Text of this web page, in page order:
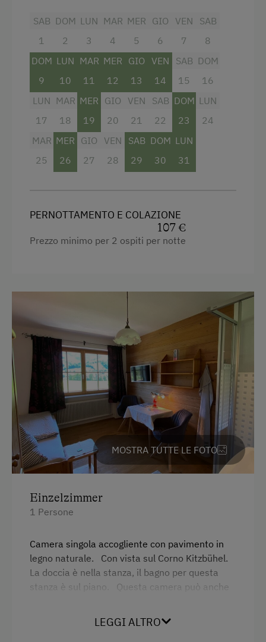
Percorsi per carrozze
Equitazione
Equitazione al coperto
Campo da tennis coperto
Tennis da tavolo
SAB
1
DOM
2
LUN
3
MAR
4
MER
5
GIO
6
VEN
7
SAB
8
DOM
9
LUN
10
MAR
11
MER
12
GIO
13
VEN
14
SAB
15
DOM
16
LUN
17
MAR
18
MER
19
GIO
20
VEN
21
SAB
22
DOM
23
LUN
24
MAR
25
MER
26
GIO
27
VEN
28
SAB
29
DOM
30
LUN
31
PERNOTTAMENTO E COLAZIONE
107 €
Prezzo minimo per 2 ospiti per notte
MOSTRA TUTTE LE FOTO
Einzelzimmer
1 Persone
Camera singola accogliente con pavimento in
legno naturale. Con vista sul Corno Kitzbühel.
La doccia è nella stanza, il bagno per questa
stanza è sul piano. Questa camera può anche
LEGGI ALTRO